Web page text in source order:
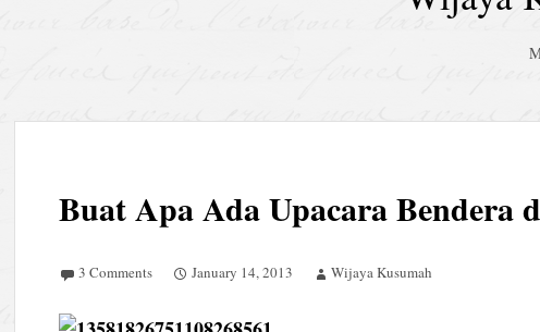
Buat Apa Ada Upacara Bendera
3 Comments January 14, 2013 Wijaya Kusumah